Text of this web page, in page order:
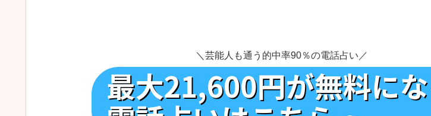
＼芸能人も通う的中率90％の電話占い／